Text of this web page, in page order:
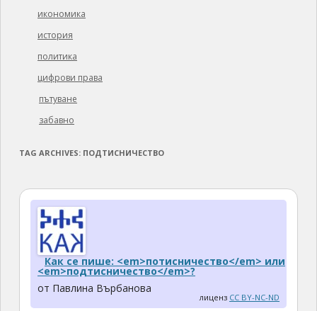
икономика
история
политика
цифрови права
пътуване
забавно
TAG ARCHIVES: ПОДТИСНИЧЕСТВО
Как се пише: <em>потисничество</em> или
<em>подтисничество</em>?
от Павлина Върбанова
лиценз CC BY-NC-ND